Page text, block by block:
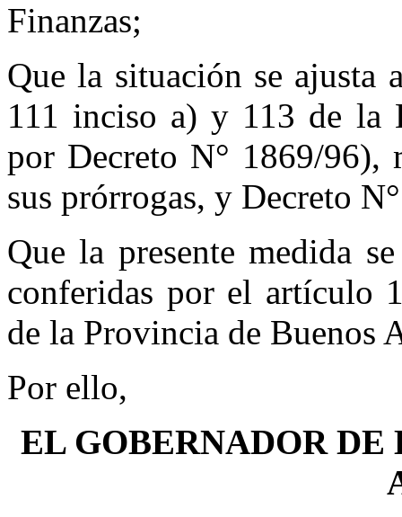
Finanzas;
Que la situación se
111 inciso a) y 113 de la
por Decreto N° 1869/
sus prórrogas, y Decreto
Que la presente medida
conferidas por el artículo
de la Provincia de Buenos
Por ello,
EL GOBERNADOR DE